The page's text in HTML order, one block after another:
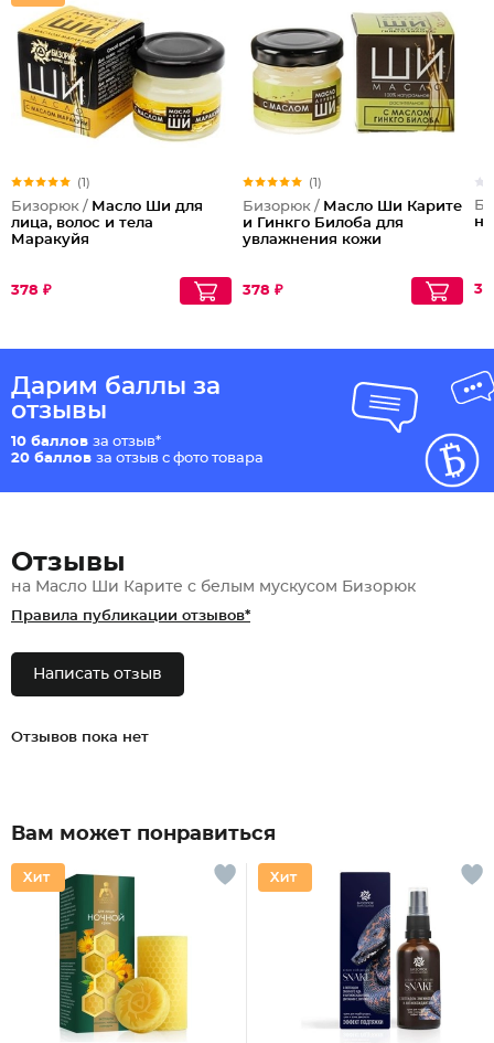
(1)
Бизорюк / Масло Ши для
лица, волос и тела
Маракуйя
378 ₽
(1)
Бизорюк / Масло Ши Карите
и Гинкго Билоба для
увлажнения кожи
378 ₽
Дарим баллы за
отзывы
10 баллов за отзыв*
20 баллов за отзыв с фото товара
Отзывы
на Масло Ши Карите с белым мускусом Бизорюк
Правила публикации отзывов*
Написать отзыв
Отзывов пока нет
Вам может понравиться